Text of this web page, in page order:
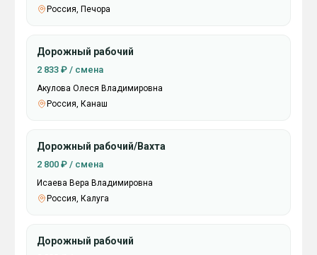
Россия, Печора
Дорожный рабочий
2 833 ₽ / смена
Акулова Олеся Владимировна
Россия, Канаш
Дорожный рабочий/Вахта
2 800 ₽ / смена
Исаева Вера Владимировна
Россия, Калуга
Дорожный рабочий